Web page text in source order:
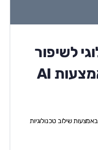
לשיפור
גילוי תרופות באמצעות AI
שילוב טכנולוגיות